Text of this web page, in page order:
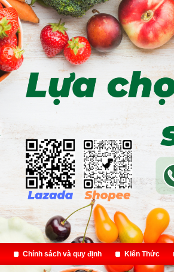
Chính sách và quy định Kiến Thức